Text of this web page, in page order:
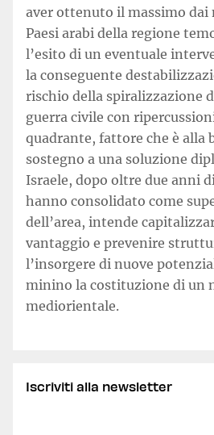
aver ottenuto il massimo
Paesi arabi della regione
l’esito di un eventuale
la conseguente
rischio della spiralizzazione
guerra civile con
quadrante, fattore che è alla
sostegno a una soluzione
Israele, dopo oltre due anni
hanno consolidato come
dell’area, intende
vantaggio e prevenire
l’insorgere di nuove
minino la costituzione di un
mediorientale.
Iscriviti alla newsletter